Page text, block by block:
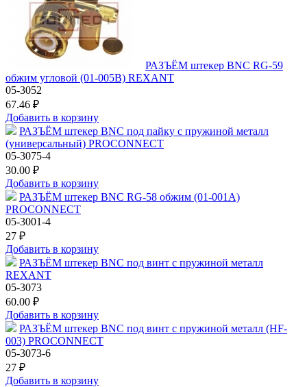
РАЗЪЁМ штекер BNC RG-59
обжим угловой (01-005B) REXANT
05-3052
67.46 ₽
Добавить в корзину
РАЗЪЁМ штекер BNC под пайку с пружиной металл
(универсальный) PROCONNECT
05-3075-4
30.00 ₽
Добавить в корзину
РАЗЪЁМ штекер BNC RG-58 обжим (01-001A)
PROCONNECT
05-3001-4
27 ₽
Добавить в корзину
РАЗЪЁМ штекер BNC под винт с пружиной металл
REXANT
05-3073
60.00 ₽
Добавить в корзину
РАЗЪЁМ штекер BNC под винт с пружиной металл (HF-
003) PROCONNECT
05-3073-6
27 ₽
Добавить в корзину